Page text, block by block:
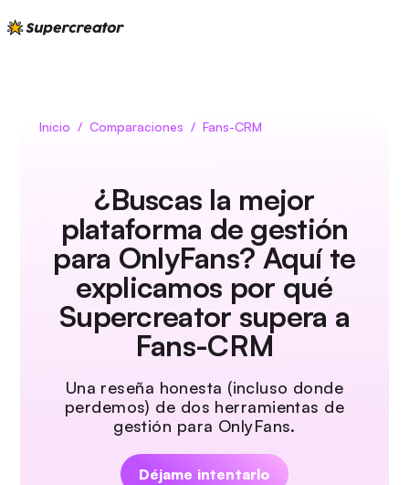
Inicio / Comparaciones / Fans-CRM
¿Buscas la mejor
plataforma de gestión
para OnlyFans? Aquí te
explicamos por qué
Supercreator supera a
Fans-CRM
Una reseña honesta (incluso donde
perdemos) de dos herramientas de
gestión para OnlyFans.
Déjame intentarlo